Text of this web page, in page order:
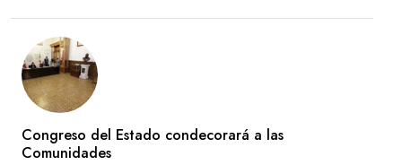
Congreso del Estado condecorará a las
Comunidades